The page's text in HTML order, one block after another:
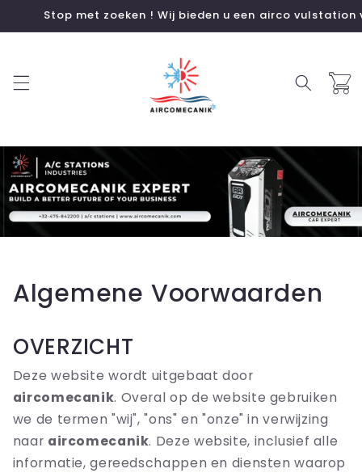
naar de
content
met zoeken ! Wij bieden u een airco vulstation voor
Algemene Voorwaarden
OVERZICHT
Deze website wordt uitgebaat door
aircomecanik. Overal op de website gebruiken
we de termen "wij", "ons" en "onze" in verwijzing
naar aircomecanik. Deze website, inclusief alle
informatie, gereedschappen en diensten waarop